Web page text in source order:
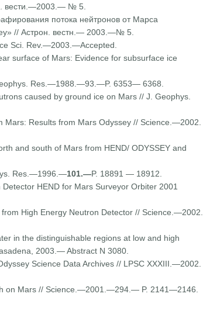
вести.—2003.— № 5.
потока нейтронов от Марса
// Астрон. вестн.— 2003.—№ 5.
Sci. Rev.—2003.—Accepted.
surface of Mars: Evidence for subsurface ice
Res.—1988.—93.—P. 6353— 6368.
caused by ground ice on Mars // J. Geophys.
Mars: Results from Mars Odyssey // Science.—2002.
and south of Mars from HEND/ ODYSSEY and
Res.—1996.—101.—P. 18891 — 18912.
HEND for Mars Surveyor Orbiter 2001
High Energy Neutron Detector // Science.—2002.
in the distinguishable regions at low and high
2003.— Abstract N 3080.
Science Data Archives // LPSC XXXIII.—2002.
on Mars // Science.—2001.—294.— P. 2141—2146.